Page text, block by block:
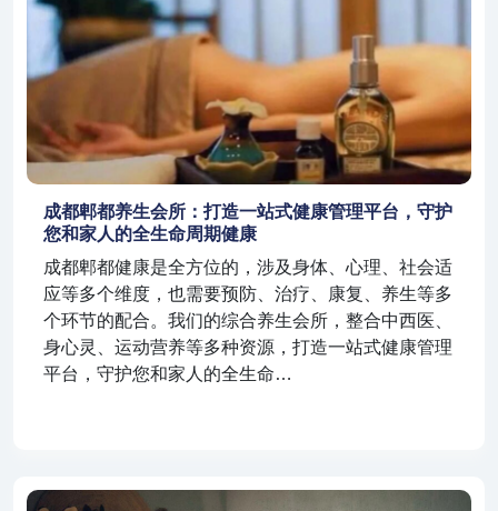
成都郫都养生会所：打造一站式健康管理平台，守护
您和家人的全生命周期健康
成都郫都健康是全方位的，涉及身体、心理、社会适
应等多个维度，也需要预防、治疗、康复、养生等多
个环节的配合。我们的综合养生会所，整合中西医、
身心灵、运动营养等多种资源，打造一站式健康管理
平台，守护您和家人的全生命…